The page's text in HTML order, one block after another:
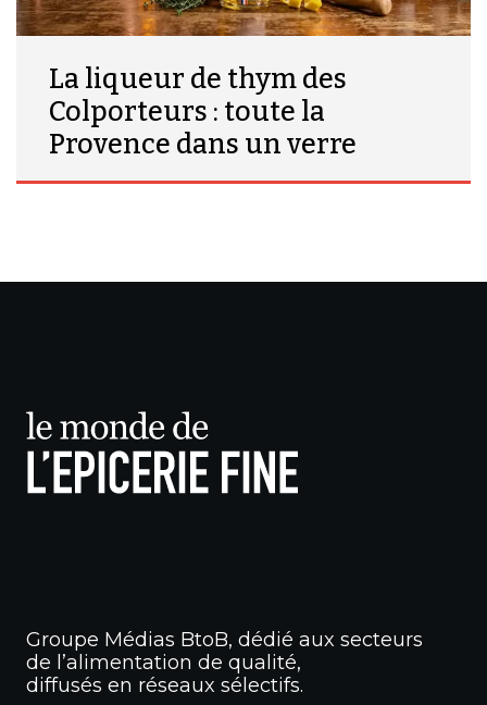
La liqueur de thym des
Colporteurs : toute la
Provence dans un verre
Groupe Médias BtoB, dédié aux secteurs
de l’alimentation de qualité,
diffusés en réseaux sélectifs.